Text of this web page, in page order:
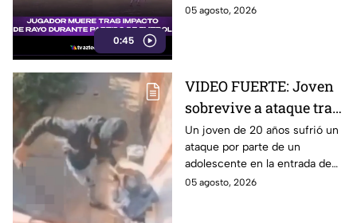
0:45
dejando un fallecido y varios
05 agosto, 2026
VIDEO FUERTE: Joven
sobrevive a ataque tras
ser apuñalado por
adolescente en la
entrada de su casa en
Reino Unido
Un joven de 20 años sufrió un
ataque por parte de un
adolescente en la entrada de
su casa en Reino Unido. Tras
05 agosto, 2026